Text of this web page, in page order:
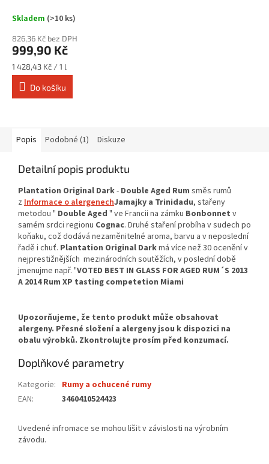
Skladem (>10 ks)
826,36 Kč bez DPH
999,90 Kč
Měrná
cena:
1 428,43 Kč / 1 l
Do košíku
Popis Podobné (1) Diskuze
Detailní popis produktu
Plantation Original Dark- Double Aged Rum směs rumů
z Informace o alergenechJamajky a Trinidadu, stařeny
metodou " Double Aged " ve Francii na zámku Bonbonnet v
samém srdci regionu Cognac. Druhé staření probíha v sudech po
koňaku, což dodává nezaměnitelné aroma, barvu a v neposlední
řadě i chuť. Plantation Original Darkmá více než 30 ocenění v
nejprestižnějších mezinárodních soutěžích, v poslední době
jmenujme např. "VOTED BEST IN GLASS FOR AGED RUM´S 2013
A 2014 Rum XP tasting competetion Miami
Doplňkové parametry
Kategorie: Rumy a ochucené rumy
EAN: 3460410524423